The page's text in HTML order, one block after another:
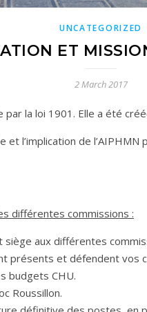
UNCATEGORIZED
ET
2 March 2017
par la loi 1901. Elle a été
l’implication de
différentes commissions :
siège aux différentes
présents et défendent vos
budgets CHU.
Roussillon.